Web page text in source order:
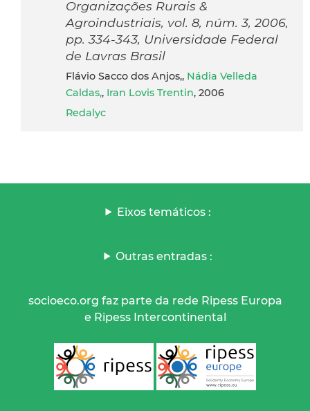
Organizações Rurais &
Agroindustriais, vol. 8, núm. 3, 2006,
pp. 334-343, Universidade Federal
de Lavras Brasil
Flávio Sacco dos Anjos,, Nádia Velleda
Caldas,, Iran Lovis Trentin, 2006
Redalyc
Eixos temáticos :
Outras entradas :
socioeco.org faz parte da rede Ripess Europa
e Ripess Intercontinental